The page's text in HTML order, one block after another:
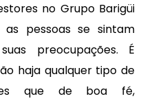
no Grupo Barigüi
pessoas se sintam
preocupações. É
haja qualquer tipo de
que de boa fé,